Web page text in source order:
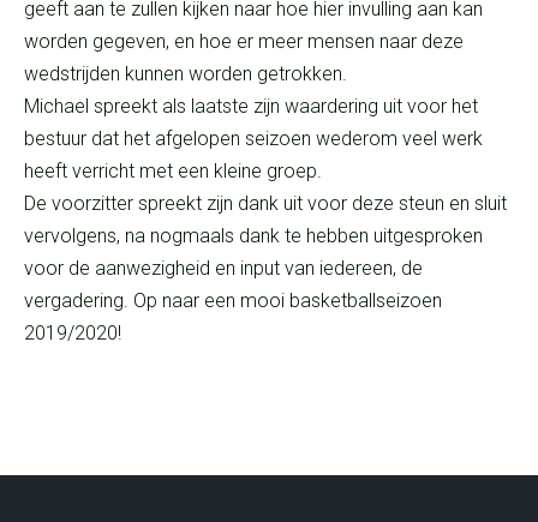
geeft aan te zullen kijken naar hoe hier invulling aan kan
worden gegeven, en hoe er meer mensen naar deze
wedstrijden kunnen worden getrokken.
Michael spreekt als laatste zijn waardering uit voor het
bestuur dat het afgelopen seizoen wederom veel werk
heeft verricht met een kleine groep.
De voorzitter spreekt zijn dank uit voor deze steun en sluit
vervolgens, na nogmaals dank te hebben uitgesproken
voor de aanwezigheid en input van iedereen, de
vergadering. Op naar een mooi basketballseizoen
2019/2020!